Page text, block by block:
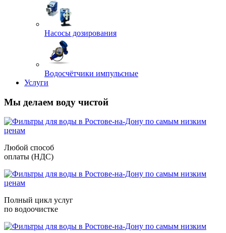
Насосы дозирования
Водосчётчики импульсные
Услуги
Мы делаем воду чистой
Любой способ
оплаты (НДС)
Полный цикл услуг
по водоочистке